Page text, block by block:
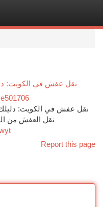
نقل عفش في الكويت:
نقل عفش في الكويت: دليلك
نقل العفش من
Report this page